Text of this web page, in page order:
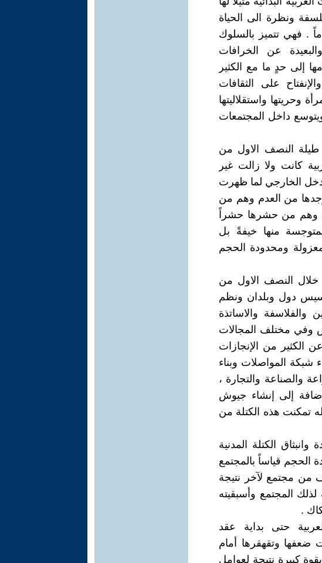
ونظرة الى الحياة
. فهي تتميز بالسلوك
عن الخرافات
إلى حدٍ ما مع الكثير
على الثقافات
وحريتها واستقلاليتها
داخل المجتمعات
طيلة النصف الاول من
كانت ولا زالت غير
الخارجي لما ظهرت
من العدم وهم من
، وهم من حشرها حشراً
منها خيفةً بل
ومحدودة الحجم
خلال النصف الاول من
دول وبلدان ونظم
والاساتذة
وفي مختلف المجالات
الكثير من الإنجازات
شبكة المواصلات وبناء
والصناعة والتجارة ،
إلى إنشاء جيوش
تمكنت هذه الكتلة من
الكتلة المدنية
الحجم قياساً بالمجتمع
من مجتمع لآخر نتيجة
المجتمع وأسبقيته
.
حتى بداية عقد
ضعفها وتقهقرها أمام
كبيرة نتيجة لعوامل